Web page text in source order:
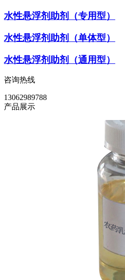
水性悬浮剂助剂（专用型）
水性悬浮剂助剂（单体型）
水性悬浮剂助剂（通用型）
咨询热线
13062989788
产品展示